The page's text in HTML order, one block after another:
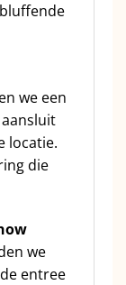
we een
locatie.
die
we
entree